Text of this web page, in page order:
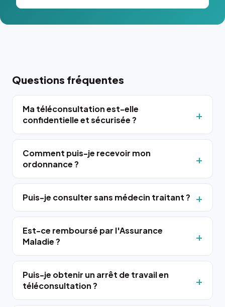
Questions fréquentes
Ma téléconsultation est-elle
confidentielle et sécurisée ?
Comment puis-je recevoir mon
ordonnance ?
Puis-je consulter sans médecin traitant ?
Est-ce remboursé par l'Assurance
Maladie ?
Puis-je obtenir un arrêt de travail en
téléconsultation ?